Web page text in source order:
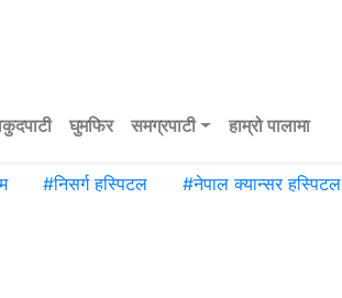
घुमफिर समग्रपाटी हाम्रो पालामा
#निसर्ग हस्पिटल #नेपाल क्यान्सर हस्पिटल